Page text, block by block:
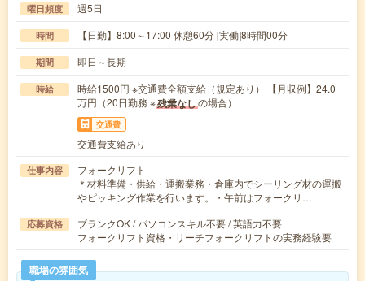
曜日頻度 週5日
時間 【日勤】8:00～17:00 休憩60分 [実働]8時間00分
期間 即日～長期
時給
時給1500円 ※交通費全額支給（規定あり） 【月収例】24.0
万円（20日勤務 ※残業なしの場合）
交通費
交通費支給あり
仕事内容
フォークリフト
＊材料準備・供給・運搬業務・倉庫内でシーリング材の運搬
やピッキング作業を行います。・午前はフォークリ…
応募資格
ブランクOK / パソコンスキル不要 / 英語力不要
フォークリフト資格・リーチフォークリフトの実務経験要
職場の雰囲気